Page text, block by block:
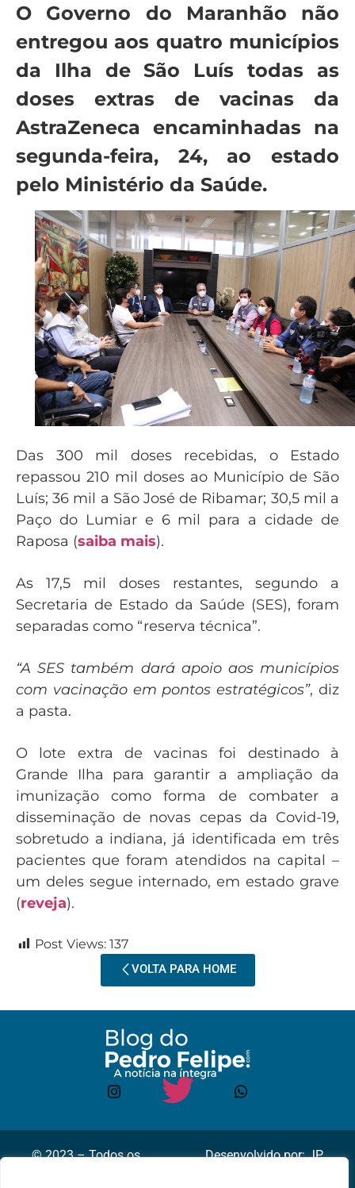
O Governo do Maranhão não
entregou aos quatro municípios
da Ilha de São Luís todas as
doses extras de vacinas da
AstraZeneca encaminhadas na
segunda-feira, 24, ao estado
pelo Ministério da Saúde.
Das 300 mil doses recebidas, o Estado
repassou 210 mil doses ao Município de São
Luís; 36 mil a São José de Ribamar; 30,5 mil a
Paço do Lumiar e 6 mil para a cidade de
Raposa (saiba mais).
As 17,5 mil doses restantes, segundo a
Secretaria de Estado da Saúde (SES), foram
separadas como “reserva técnica”.
“A SES também dará apoio aos municípios
com vacinação em pontos estratégicos”, diz
a pasta.
O lote extra de vacinas foi destinado à
Grande Ilha para garantir a ampliação da
imunização como forma de combater a
disseminação de novas cepas da Covid-19,
sobretudo a indiana, já identificada em três
pacientes que foram atendidos na capital –
um deles segue internado, em estado grave
(reveja).
Post Views: 137
VOLTA PARA HOME
© 2023 – Todos os
Desenvolvido por: JP